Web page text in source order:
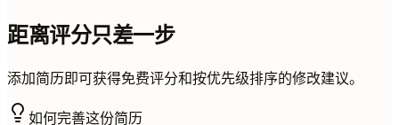
距离评分只差一步
添加简历即可获得免费评分和按优先级排序的修改建议。
如何完善这份简历